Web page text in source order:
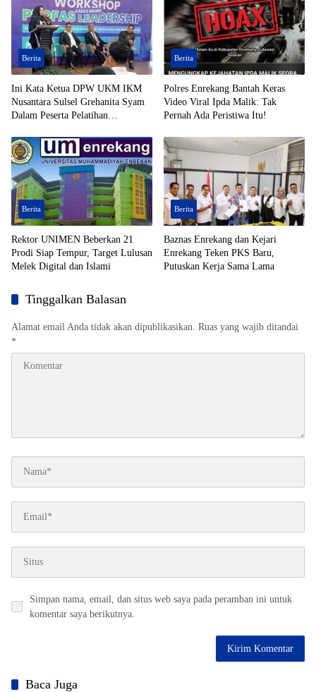
Berita
Ini Kata Ketua DPW UKM IKM
Nusantara Sulsel Grehanita Syam
Dalam Peserta Pelatihan
Berita
Polres Enrekang Bantah Keras
Video Viral Ipda Malik: Tak
Pernah Ada Peristiwa Itu!
Berita
Rektor UNIMEN Beberkan 21
Prodi Siap Tempur, Target Lulusan
Melek Digital dan Islami
Berita
Baznas Enrekang dan Kejari
Enrekang Teken PKS Baru,
Putuskan Kerja Sama Lama
Tinggalkan Balasan
Alamat email Anda tidak akan dipublikasikan. Ruas yang wajib ditandai
*
Simpan nama, email, dan situs web saya pada peramban ini untuk
komentar saya berikutnya.
Baca Juga